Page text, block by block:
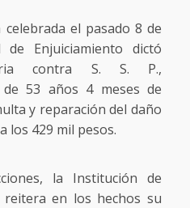
el pasado 8 de
Enjuiciamiento dictó
contra S. S. P.,
53 años 4 meses de
y reparación del daño
los 429 mil pesos.
la Institución de
en los hechos su